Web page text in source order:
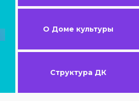
О Доме культуры
Структура ДК